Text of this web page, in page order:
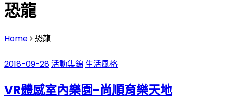
恐龍
Home 恐龍
2018-09-28活動集錦 生活風格
VR體感室內樂園-尚順育樂天地